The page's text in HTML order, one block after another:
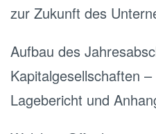
zur Zukunft des
Aufbau des
Kapitalgesellschaften
Lagebericht und